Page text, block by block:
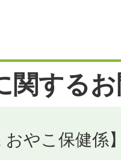
関する
おやこ保健係